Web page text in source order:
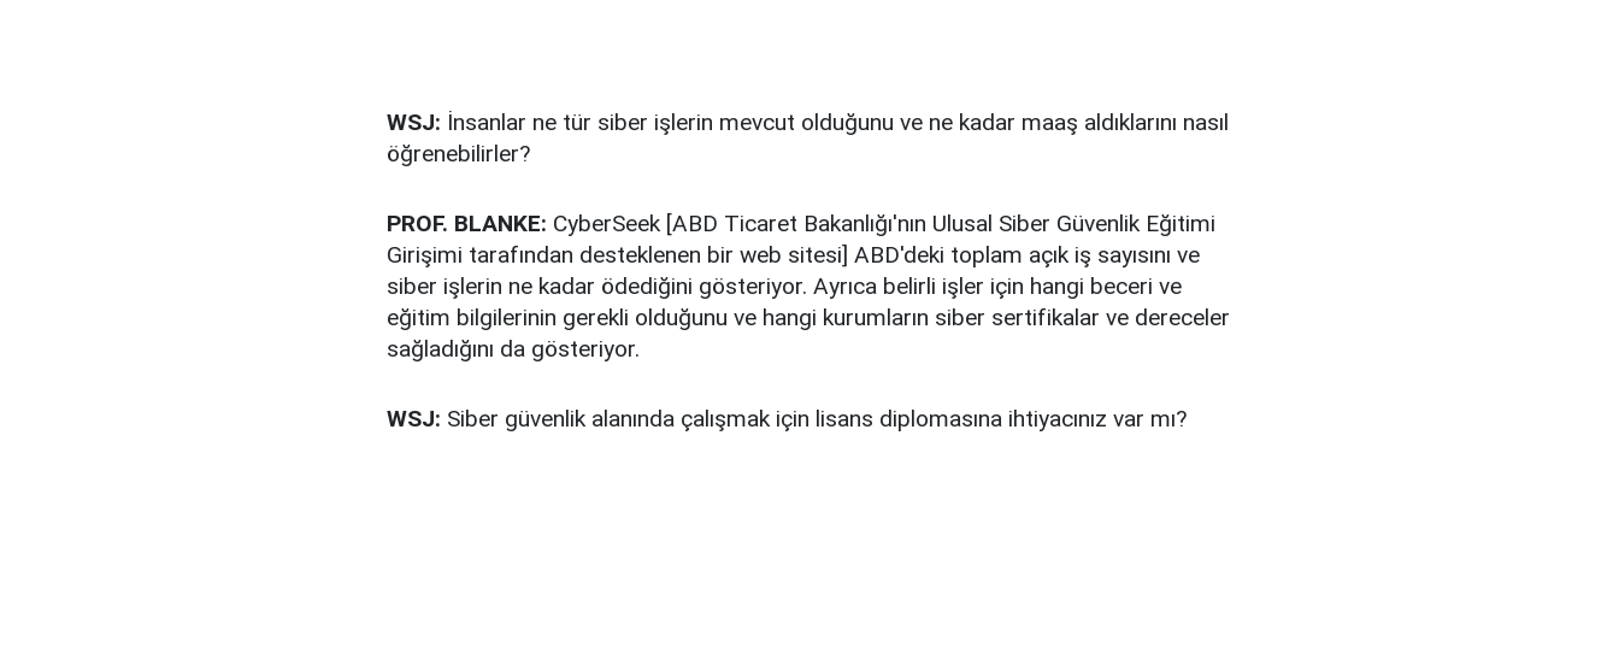
WSJ: İnsanlar ne tür siber işlerin mevcut olduğunu ve ne kadar maaş aldıklarını nasıl
öğrenebilirler?
PROF. BLANKE: CyberSeek [ABD Ticaret Bakanlığı'nın Ulusal Siber Güvenlik Eğitimi
Girişimi tarafından desteklenen bir web sitesi] ABD'deki toplam açık iş sayısını ve
siber işlerin ne kadar ödediğini gösteriyor. Ayrıca belirli işler için hangi beceri ve
eğitim bilgilerinin gerekli olduğunu ve hangi kurumların siber sertifikalar ve dereceler
sağladığını da gösteriyor.
WSJ: Siber güvenlik alanında çalışmak için lisans diplomasına ihtiyacınız var mı?